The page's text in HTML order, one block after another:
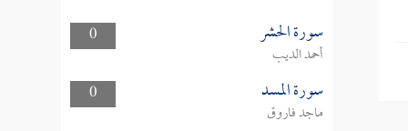
0 سورة الحشر
أحمد الديب
0
سورة المسد
ماجد فاروق